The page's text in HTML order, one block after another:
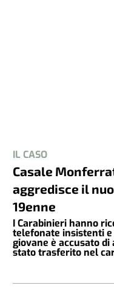
IL CASO
Casale
aggredisce il
19enne
I Carabinieri hanno
telefonate insistenti
giovane è accusato
stato trasferito nel